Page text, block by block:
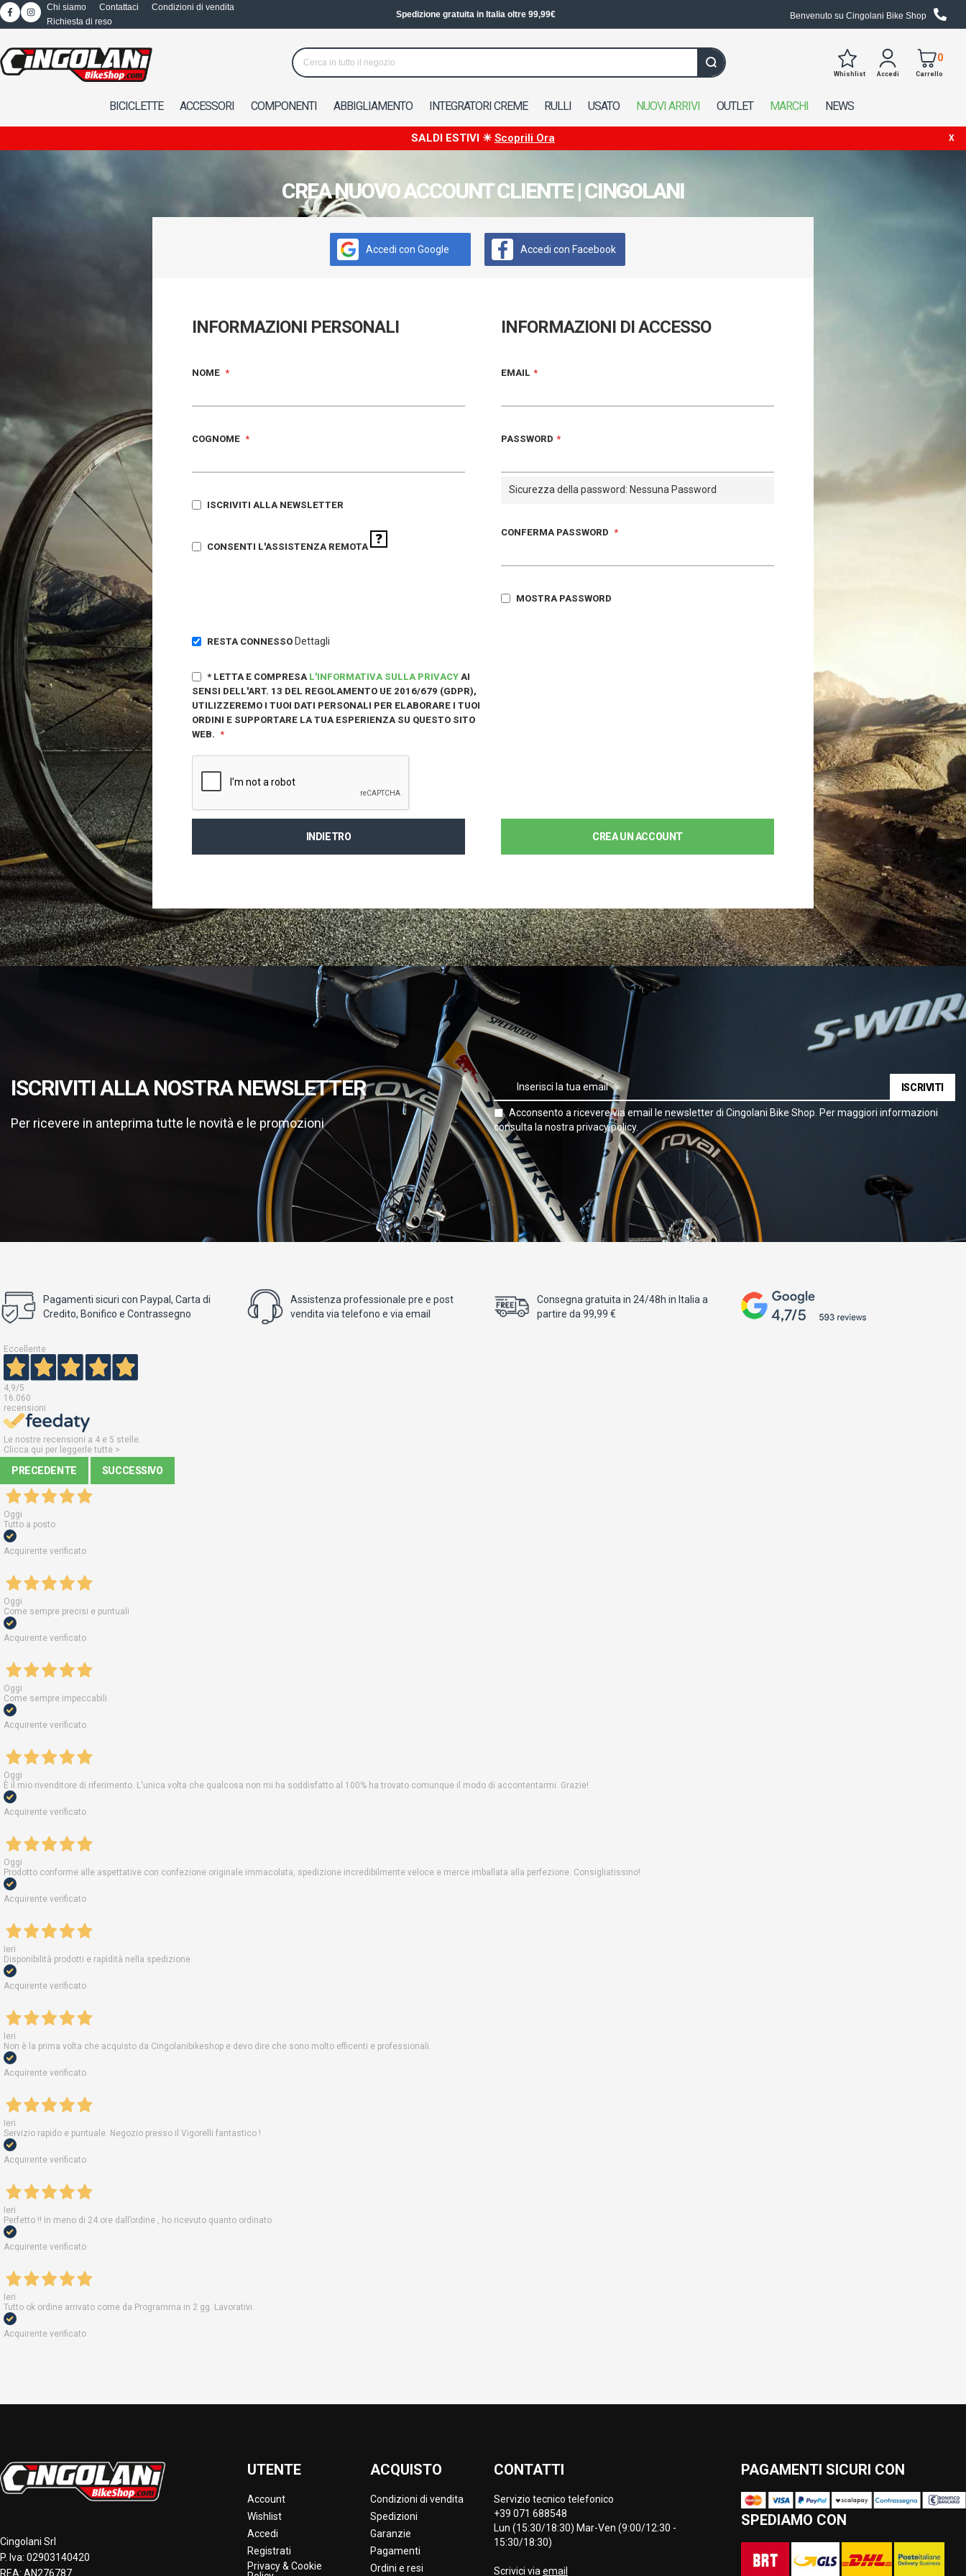
Chi siamo Contattaci
Condizioni di vendita
Richiesta di reso
Spedizione in 24/48h in Italia Benvenuto su Cingolani Bike Shop
Accedi
Whishlist
0
Carrello
BICICLETTE ACCESSORI COMPONENTI ABBIGLIAMENTO INTEGRATORI CREME RULLI USATO NUOVI ARRIVI OUTLET MARCHI NEWS
SALDI ESTIVI ☀ Scoprili Ora
CREA NUOVO ACCOUNT CLIENTE | CINGOLANI
Accedi con Google Accedi con Facebook
INFORMAZIONI PERSONALI
NOME
COGNOME
ISCRIVITI ALLA NEWSLETTER
CONSENTI L'ASSISTENZA REMOTA
INFORMAZIONI DI ACCESSO
EMAIL
PASSWORD
Sicurezza della password: Nessuna Password
CONFERMA PASSWORD
MOSTRA PASSWORD
RESTA CONNESSO Dettagli
* LETTA E COMPRESA L'INFORMATIVA SULLA PRIVACY AI
SENSI DELL'ART. 13 DEL REGOLAMENTO UE 2016/679 (GDPR),
UTILIZZEREMO I TUOI DATI PERSONALI PER ELABORARE I TUOI
ORDINI E SUPPORTARE LA TUA ESPERIENZA SU QUESTO SITO
WEB.
CREA UN ACCOUNT
INDIETRO
ISCRIVITI ALLA NOSTRA NEWSLETTER
Per ricevere in anteprima tutte le novità e le promozioni
ISCRIVITI
Acconsento a ricevere via email le newsletter di Cingolani Bike Shop. Per maggiori informazioni
consulta la nostra privacy policy.
Pagamenti sicuri con Paypal, Carta di
Credito, Bonifico e Contrassegno
Assistenza professionale pre e post
vendita via telefono e via email
Consegna gratuita in 24/48h in Italia a
partire da 99,99 €
Eccellente
4,9/5
16.060
recensioni
Le nostre recensioni a 4 e 5 stelle.
Clicca qui per leggerle tutte >
PRECEDENTE SUCCESSIVO
Oggi
Tutto a posto
Acquirente verificato
Oggi
Come sempre precisi e puntuali
Acquirente verificato
Oggi
Come sempre impeccabili
Acquirente verificato
Oggi
È il mio rivenditore di riferimento. L'unica volta che qualcosa non mi ha soddisfatto al 100% ha trovato comunque il modo di accontentarmi. Grazie!
Acquirente verificato
Oggi
Prodotto conforme alle aspettative con confezione originale immacolata, spedizione incredibilmente veloce e merce imballata alla perfezione. Consigliatissino!
Acquirente verificato
Ieri
Disponibilità prodotti e rapidità nella spedizione
Acquirente verificato
Ieri
Non è la prima volta che acquisto da Cingolanibikeshop e devo dire che sono molto efficenti e professionali.
Acquirente verificato
Ieri
Servizio rapido e puntuale. Negozio presso il Vigorelli fantastico !
Acquirente verificato
Ieri
Perfetto !! In meno di 24 ore dall’ordine , ho ricevuto quanto ordinato
Acquirente verificato
Ieri
Tutto ok ordine arrivato come da Programma in 2 gg. Lavorativi.
Acquirente verificato
Cingolani Srl
P. Iva: 02903140420
REA: AN276787
UTENTE
Account
Wishlist
Accedi
Registrati
Privacy & Cookie
ACQUISTO
Condizioni di vendita
Spedizioni
Garanzie
Pagamenti
Ordini e resi
CONTATTI
Servizio tecnico telefonico
+39 071 688548
Lun (15:30/18:30) Mar-Ven (9:00/12:30 -
15:30/18:30)
Scrivici viaemail
PAGAMENTI SICURI CON
SPEDIAMO CON